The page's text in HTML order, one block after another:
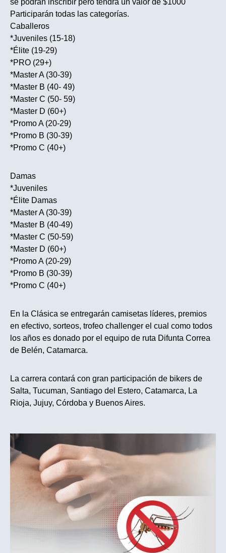
se podrán inscribir pero tendrá un valor de $1000
Participarán todas las categorías.
Caballeros
*Juveniles (15-18)
*Élite (19-29)
*PRO (29+)
*Master A (30-39)
*Master B (40- 49)
*Master C (50- 59)
*Master D (60+)
*Promo A (20-29)
*Promo B (30-39)
*Promo C (40+)
Damas
*Juveniles
*Élite Damas
*Master A (30-39)
*Master B (40-49)
*Master C (50-59)
*Master D (60+)
*Promo A (20-29)
*Promo B (30-39)
*Promo C (40+)
En la Clásica se entregarán camisetas líderes, premios
en efectivo, sorteos, trofeo challenger el cual como todos
los años es donado por el equipo de ruta Difunta Correa
de Belén, Catamarca.
La carrera contará con gran participación de bikers de
Salta, Tucuman, Santiago del Estero, Catamarca, La
Rioja, Jujuy, Córdoba y Buenos Aires.